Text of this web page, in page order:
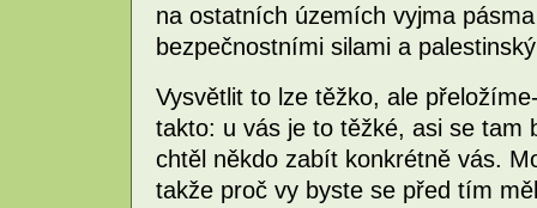
na ostatních územích vyjma
bezpečnostními silami a
Vysvětlit to lze těžko, ale
takto: u vás je to těžké, asi se tam
chtěl někdo zabít konkrétně vás.
takže proč vy byste se před tím